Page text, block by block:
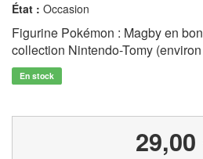
État : Occasion
Figurine Pokémon : Magby en
collection Nintendo-Tomy
En stock
29,00